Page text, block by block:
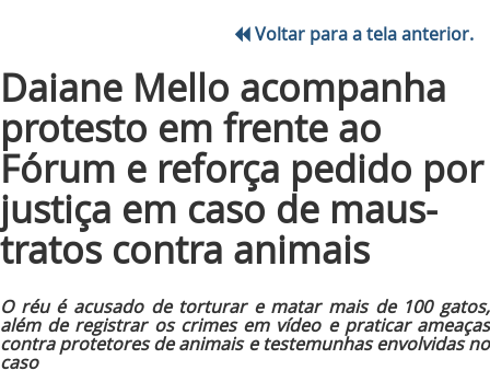
Voltar para a tela anterior.
Daiane Mello acompanha
protesto em frente ao
Fórum e reforça pedido por
justiça em caso de maus-
tratos contra animais
O réu é acusado de torturar e matar mais de 100 gatos,
além de registrar os crimes em vídeo e praticar ameaças
contra protetores de animais e testemunhas envolvidas no
caso